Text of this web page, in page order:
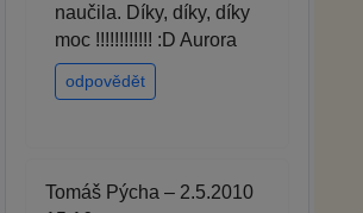
naučila. Díky, díky, díky
moc !!!!!!!!!!!! :D Aurora
odpovědět
Tomáš Pýcha – 2.5.2010